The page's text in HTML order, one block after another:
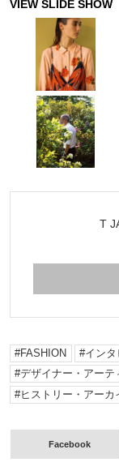
T
FASHION
インタ
デザイナー・アーテ
ヒストリー・アーカ
Facebook